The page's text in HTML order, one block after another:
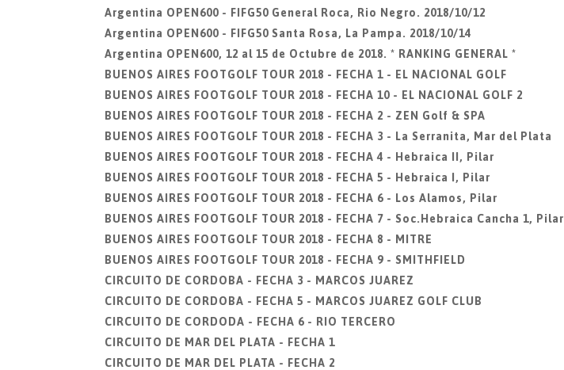
Argentina OPEN600 - FIFG50 General Roca, Rio Negro. 2018/10/12
Argentina OPEN600 - FIFG50 Santa Rosa, La Pampa. 2018/10/14
Argentina OPEN600, 12 al 15 de Octubre de 2018. * RANKING GENERAL *
BUENOS AIRES FOOTGOLF TOUR 2018 - FECHA 1 - EL NACIONAL GOLF
BUENOS AIRES FOOTGOLF TOUR 2018 - FECHA 10 - EL NACIONAL GOLF 2
BUENOS AIRES FOOTGOLF TOUR 2018 - FECHA 2 - ZEN Golf & SPA
BUENOS AIRES FOOTGOLF TOUR 2018 - FECHA 3 - La Serranita, Mar del Plata
BUENOS AIRES FOOTGOLF TOUR 2018 - FECHA 4 - Hebraica II, Pilar
BUENOS AIRES FOOTGOLF TOUR 2018 - FECHA 5 - Hebraica I, Pilar
BUENOS AIRES FOOTGOLF TOUR 2018 - FECHA 6 - Los Alamos, Pilar
BUENOS AIRES FOOTGOLF TOUR 2018 - FECHA 7 - Soc.Hebraica Cancha 1, Pilar
BUENOS AIRES FOOTGOLF TOUR 2018 - FECHA 8 - MITRE
BUENOS AIRES FOOTGOLF TOUR 2018 - FECHA 9 - SMITHFIELD
CIRCUITO DE CORDOBA - FECHA 3 - MARCOS JUAREZ
CIRCUITO DE CORDOBA - FECHA 5 - MARCOS JUAREZ GOLF CLUB
CIRCUITO DE CORDODA - FECHA 6 - RIO TERCERO
CIRCUITO DE MAR DEL PLATA - FECHA 1
CIRCUITO DE MAR DEL PLATA - FECHA 2